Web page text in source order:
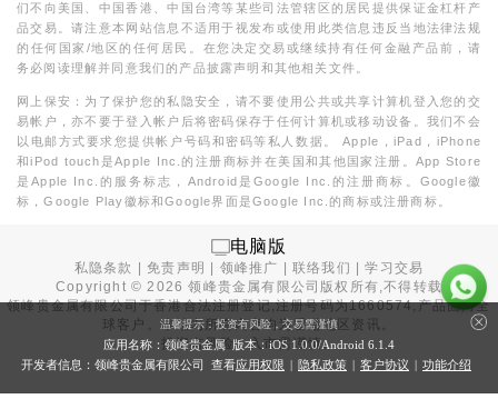
们不向美国、中国香港、中国台湾等某些司法管辖区的居民提供保证金杠杆产
品交易。请注意本网站信息不适用于视发布或使用此类信息违反当地法律法规
的任何国家/地区的任何居民。在您决定交易或继续持有任何金融产品前，请
务必阅读理解并同意我们的产品披露声明和其他相关文件。
网上保安：为了保护您的私隐安全，请不要使用公共或共享计算机登入您的交
易帐户，亦不要于登入帐户后将密码保存于任何计算机或移动设备。我们不会
以电邮方式要求您提供帐户号码和密码等私人数据。 Apple，iPad，iPhone
和iPod touch是Apple Inc.的注册商标并在美国和其他国家注册。App Store
是Apple Inc.的服务标志，Android是Google Inc.的注册商标。Google徽
标，Google Play徽标和Google界面是Google Inc.的商标或注册商标。
电脑版
私隐条款 |免责声明 领峰推广 |联络我们 |学习交易
Copyright ©2026 领峰贵金属有限公司版权所有,不得转载
领峰贵金属有限公司于香港合法注册登记,注册号码为1660574,产品面向全
球客户。本站内所有内容均为香港地区资讯。
投资有风险，入市需谨慎。
温馨提示：投资有风险，交易需谨慎
应用名称：领峰贵金属 版本：iOS 1.0.0/Android 6.1.4
开发者信息：领峰贵金属有限公司 查看应用权限 | 隐私政策 | 客户协议 | 功能介绍